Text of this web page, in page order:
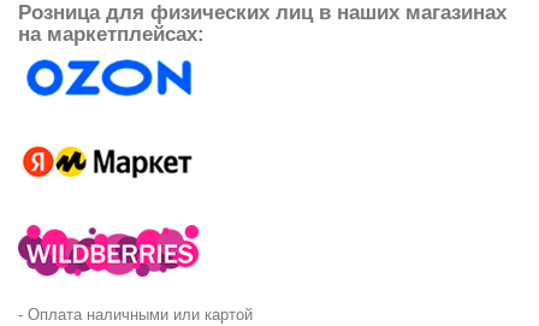
Розница для физических лиц в наших магазинах
на маркетплейсах:
- Оплата наличными или картой